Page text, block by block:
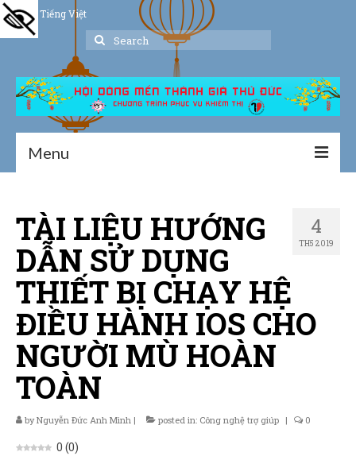
Tiếng Việt
Search
Menu
Hoạt động
Thư viện
Dịch vụ hỗ trợ
Sản Phẩm
Giúp đỡ
Liên hệ
4
TH5 2019
TÀI LIỆU HƯỚNG
DẪN SỬ DỤNG
THIẾT BỊ CHẠY HỆ
ĐIỀU HÀNH IOS CHO
NGƯỜI MÙ HOÀN
TOÀN
byNguyễn Đức Anh Minh | posted in: Công nghệ trợ giúp | 0
0 (0)